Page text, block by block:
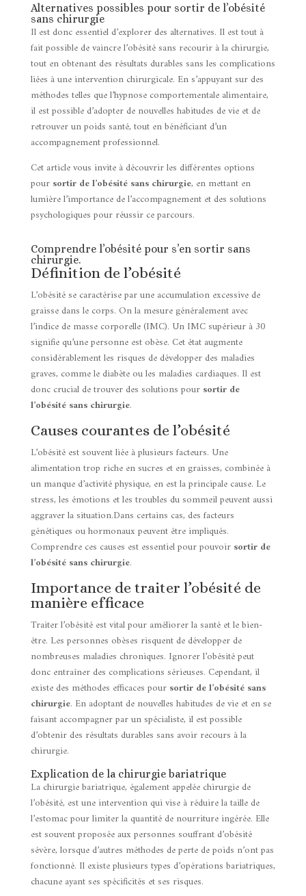
Alternatives possibles pour sortir de l’obésité
sans chirurgie
Il est donc essentiel d’explorer des alternatives. Il est tout à
fait possible de vaincre l’obésité sans recourir à la chirurgie,
tout en obtenant des résultats durables sans les complications
liées à une intervention chirurgicale. En s’appuyant sur des
méthodes telles que l’hypnose comportementale alimentaire,
il est possible d’adopter de nouvelles habitudes de vie et de
retrouver un poids santé, tout en bénéficiant d’un
accompagnement professionnel.
Cet article vous invite à découvrir les différentes options
pour sortir de l’obésité sans chirurgie, en mettant en
lumière l’importance de l’accompagnement et des solutions
psychologiques pour réussir ce parcours.
Comprendre l’obésité pour s’en sortir sans
chirurgie.
Définition de l’obésité
L’obésité se caractérise par une accumulation excessive de
graisse dans le corps. On la mesure généralement avec
l’indice de masse corporelle (IMC). Un IMC supérieur à 30
signifie qu’une personne est obèse. Cet état augmente
considérablement les risques de développer des maladies
graves, comme le diabète ou les maladies cardiaques. Il est
donc crucial de trouver des solutions pour sortir de
l’obésité sans chirurgie.
Causes courantes de l’obésité
L’obésité est souvent liée à plusieurs facteurs. Une
alimentation trop riche en sucres et en graisses, combinée à
un manque d’activité physique, en est la principale cause. Le
stress, les émotions et les troubles du sommeil peuvent aussi
aggraver la situation.Dans certains cas, des facteurs
génétiques ou hormonaux peuvent être impliqués.
Comprendre ces causes est essentiel pour pouvoir sortir de
l’obésité sans chirurgie.
Importance de traiter l’obésité de
manière efficace
Traiter l’obésité est vital pour améliorer la santé et le bien-
être. Les personnes obèses risquent de développer de
nombreuses maladies chroniques. Ignorer l’obésité peut
donc entraîner des complications sérieuses. Cependant, il
existe des méthodes efficaces pour sortir de l’obésité sans
chirurgie. En adoptant de nouvelles habitudes de vie et en se
faisant accompagner par un spécialiste, il est possible
d’obtenir des résultats durables sans avoir recours à la
chirurgie.
Explication de la chirurgie bariatrique
La chirurgie bariatrique, également appelée chirurgie de
l’obésité, est une intervention qui vise à réduire la taille de
l’estomac pour limiter la quantité de nourriture ingérée. Elle
est souvent proposée aux personnes souffrant d’obésité
sévère, lorsque d’autres méthodes de perte de poids n’ont pas
fonctionné. Il existe plusieurs types d’opérations bariatriques,
chacune ayant ses spécificités et ses risques.